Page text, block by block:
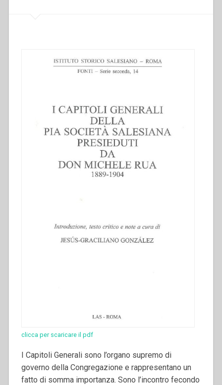
clicca per scaricare il pdf
I Capitoli Generali sono l’organo supremo di
governo della Congregazione e rappresentano un
fatto di somma importanza. Sono l’incontro fecondo